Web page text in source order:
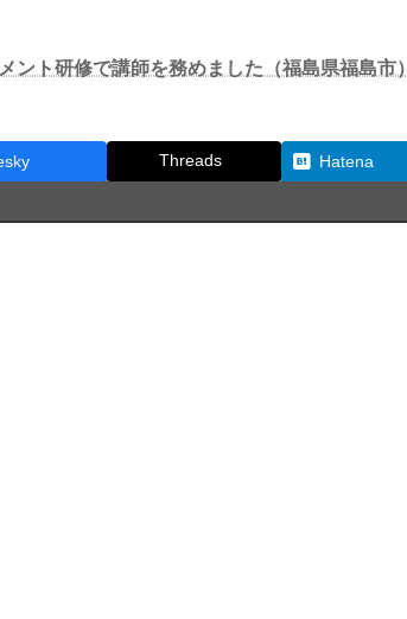
ト研修で講師を務めました（福島県福島市）
Threads Hatena